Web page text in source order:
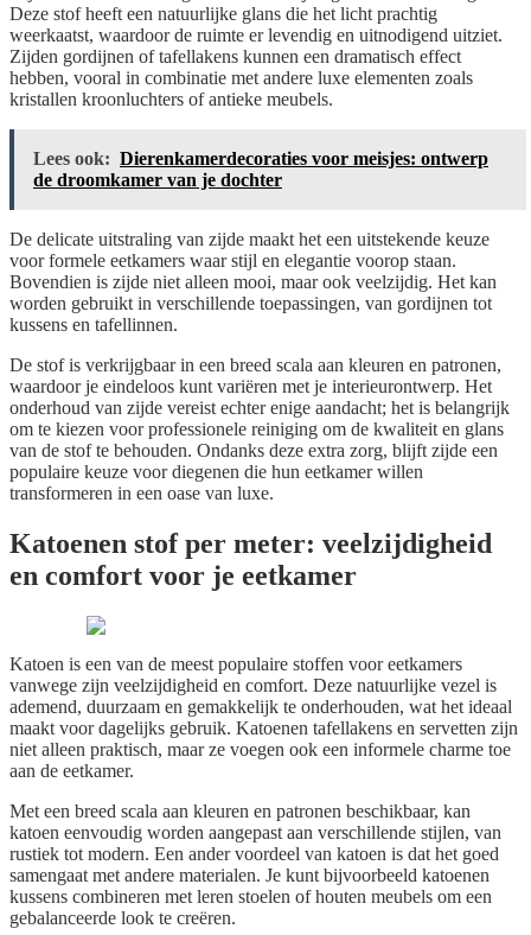
Deze stof heeft een natuurlijke glans die het licht prachtig
weerkaatst, waardoor de ruimte er levendig en uitnodigend uitziet.
Zijden gordijnen of tafellakens kunnen een dramatisch effect
hebben, vooral in combinatie met andere luxe elementen zoals
kristallen kroonluchters of antieke meubels.
Lees ook: Dierenkamerdecoraties voor meisjes: ontwerp
de droomkamer van je dochter
De delicate uitstraling van zijde maakt het een uitstekende keuze
voor formele eetkamers waar stijl en elegantie voorop staan.
Bovendien is zijde niet alleen mooi, maar ook veelzijdig. Het kan
worden gebruikt in verschillende toepassingen, van gordijnen tot
kussens en tafellinnen.
De stof is verkrijgbaar in een breed scala aan kleuren en patronen,
waardoor je eindeloos kunt variëren met je interieurontwerp. Het
onderhoud van zijde vereist echter enige aandacht; het is belangrijk
om te kiezen voor professionele reiniging om de kwaliteit en glans
van de stof te behouden. Ondanks deze extra zorg, blijft zijde een
populaire keuze voor diegenen die hun eetkamer willen
transformeren in een oase van luxe.
Katoenen stof per meter: veelzijdigheid
en comfort voor je eetkamer
Katoen is een van de meest populaire stoffen voor eetkamers
vanwege zijn veelzijdigheid en comfort. Deze natuurlijke vezel is
ademend, duurzaam en gemakkelijk te onderhouden, wat het ideaal
maakt voor dagelijks gebruik. Katoenen tafellakens en servetten zijn
niet alleen praktisch, maar ze voegen ook een informele charme toe
aan de eetkamer.
Met een breed scala aan kleuren en patronen beschikbaar, kan
katoen eenvoudig worden aangepast aan verschillende stijlen, van
rustiek tot modern. Een ander voordeel van katoen is dat het goed
samengaat met andere materialen. Je kunt bijvoorbeeld katoenen
kussens combineren met leren stoelen of houten meubels om een
gebalanceerde look te creëren.